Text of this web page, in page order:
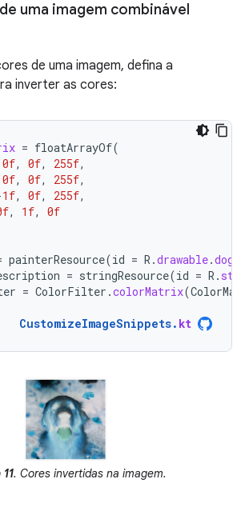
uma imagem combinável
de uma imagem, defina a
inverter as cores:
= floatArrayOf(
0f, 0f, 255f,
0f, 0f, 255f,
1f, 0f, 255f,
, 1f,
0f
painterResource(id = R .drawable.dog
= stringResource(id = R .
= ColorFilter .colorMatrix(
CustomizeImageSnippets. kt
. Cores invertidas na imagem.